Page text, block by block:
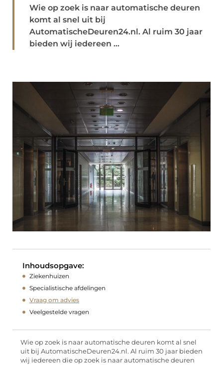
Wie op zoek is naar automatische deuren
komt al snel uit bij
AutomatischeDeuren24.nl. Al ruim 30 jaar
bieden wij iedereen ...
Inhoudsopgave:
Ziekenhuizen
Specialistische afdelingen
Vraag om advies
Veelgestelde vragen
Wie op zoek is naar automatische deuren komt al snel
uit bij AutomatischeDeuren24.nl. Al ruim 30 jaar bieden
wij iedereen die op zoek is naar automatische deuren